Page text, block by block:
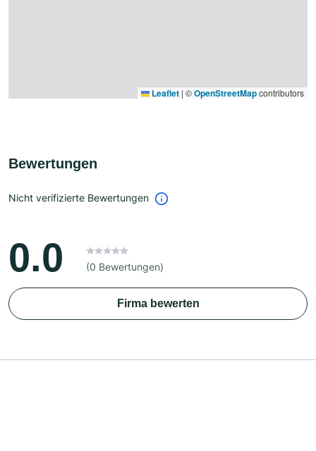
Leaflet | ©OpenStreetMapcontributors
Bewertungen
Nicht verifizierte Bewertungen
0.0 (0 Bewertungen)
Firma bewerten